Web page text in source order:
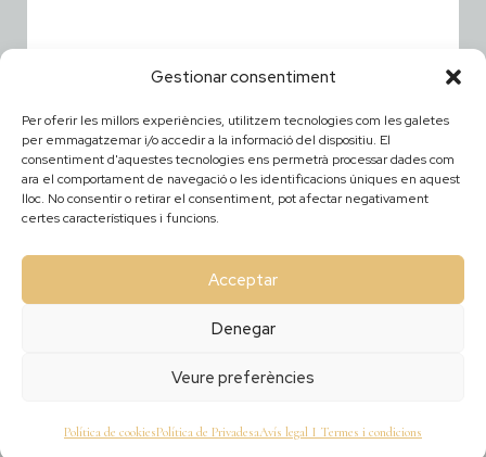
Gestionar consentiment
Per oferir les millors experiències, utilitzem tecnologies com les galetes
per emmagatzemar i/o accedir a la informació del dispositiu. El
consentiment d'aquestes tecnologies ens permetrà processar dades com
ara el comportament de navegació o les identificacions úniques en aquest
lloc. No consentir o retirar el consentiment, pot afectar negativament
certes característiques i funcions.
Acceptar
Denegar
Veure preferències
Política de cookiesPolítica de PrivadesaAvís legal I Termes i condicions